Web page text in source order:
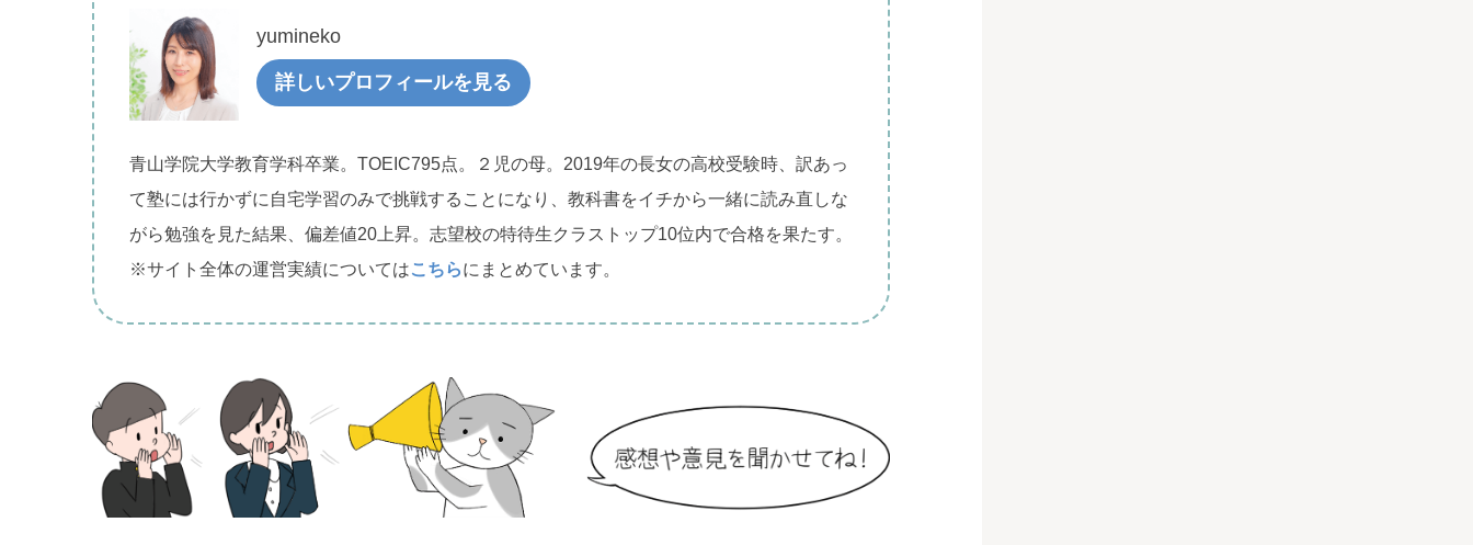
yumineko
詳しいプロフィールを見る
青山学院大学教育学科卒業。TOEIC795点。２児の母。2019年の長女の高校受験時、訳あっ
て塾には行かずに自宅学習のみで挑戦することになり、教科書をイチから一緒に読み直しな
がら勉強を見た結果、偏差値20上昇。志望校の特待生クラストップ10位内で合格を果たす。
※サイト全体の運営実績についてはこちらにまとめています。